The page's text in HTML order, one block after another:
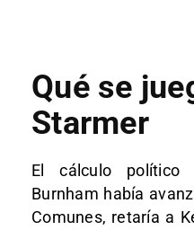
Qué se
Starmer
El cálculo político
Burnham había
Comunes, retaría a